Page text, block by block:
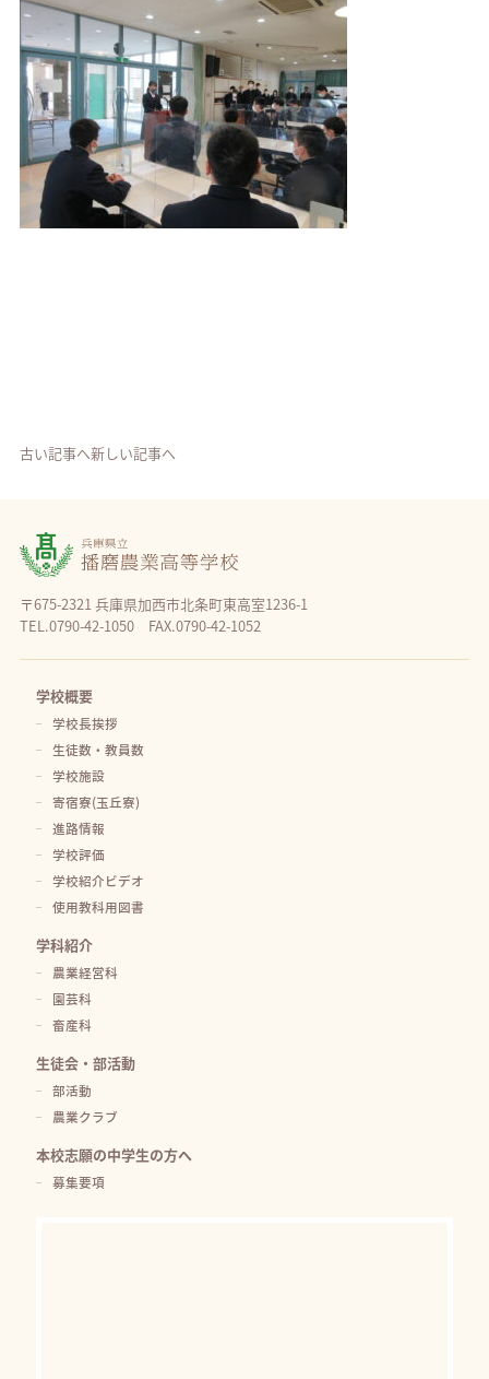
古い記事へ新しい記事へ
〒675-2321 兵庫県加西市北条町東高室1236-1
TEL.0790-42-1050 FAX.0790-42-1052
学校概要
学校長挨拶
生徒数・教員数
学校施設
寄宿寮(玉丘寮)
進路情報
学校評価
学校紹介ビデオ
使用教科用図書
学科紹介
農業経営科
園芸科
畜産科
生徒会・部活動
部活動
農業クラブ
本校志願の中学生の方へ
募集要項